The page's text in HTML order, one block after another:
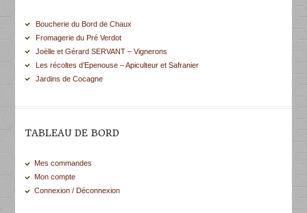
Boucherie du Bord de Chaux
Fromagerie du Pré Verdot
Joëlle et Gérard SERVANT – Vignerons
Les récoltes d’Epenouse – Apiculteur et Safranier
Jardins de Cocagne
TABLEAU DE BORD
Mes commandes
Mon compte
Connexion / Déconnexion